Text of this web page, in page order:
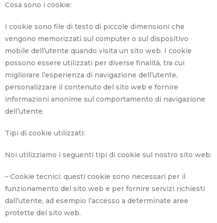
Cosa sono i cookie:
I cookie sono file di testo di piccole dimensioni che
vengono memorizzati sul computer o sul dispositivo
mobile dell’utente quando visita un sito web. I cookie
possono essere utilizzati per diverse finalità, tra cui
migliorare l’esperienza di navigazione dell’utente,
personalizzare il contenuto del sito web e fornire
informazioni anonime sul comportamento di navigazione
dell’utente.
Tipi di cookie utilizzati:
Noi utilizziamo i seguenti tipi di cookie sul nostro sito web:
– Cookie tecnici: questi cookie sono necessari per il
funzionamento del sito web e per fornire servizi richiesti
dall’utente, ad esempio l’accesso a determinate aree
protette del sito web.